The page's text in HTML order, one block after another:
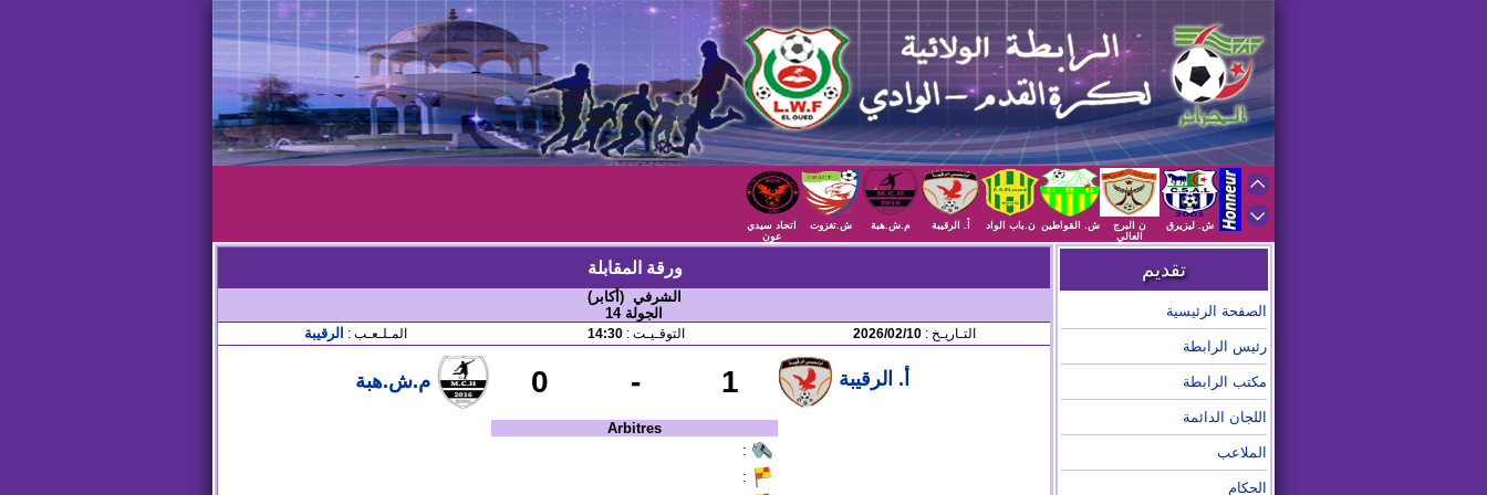
ش. ليزيرق
ن البرج
العالي
ش. القواطين ن.باب الواد أ. الرقيبة م.ش.هبة ش.تغزوت
اتحاد سيدي
عون
تقديم
الصفحة الرئيسية
رئيس الرابطة
مكتب الرابطة
اللجان الدائمة
الملاعب
الحكام
ورقة المقابلة
الشرفي (أكابر)
الجولة 14
التـاريـخ :2026/02/10 التوقـيـت :14:30 المـلـعـب : الرقيبة
أ. الرقيبة 1
-
0 م.ش.هبة
Arbitres
:
: